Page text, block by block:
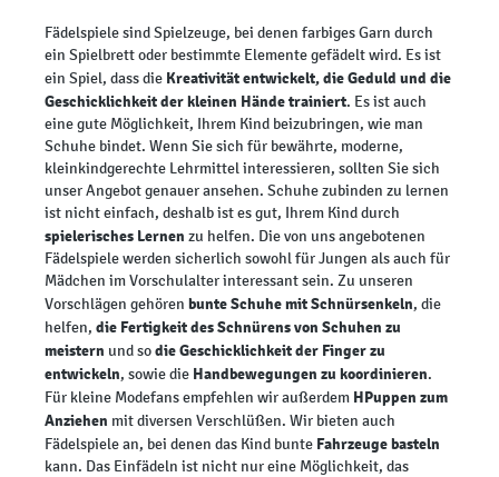
Fädelspiele sind Spielzeuge, bei denen farbiges Garn durch
ein Spielbrett oder bestimmte Elemente gefädelt wird. Es ist
ein Spiel, dass die Kreativität entwickelt, die Geduld und die
Geschicklichkeit der kleinen Hände trainiert. Es ist auch
eine gute Möglichkeit, Ihrem Kind beizubringen, wie man
Schuhe bindet. Wenn Sie sich für bewährte, moderne,
kleinkindgerechte Lehrmittel interessieren, sollten Sie sich
unser Angebot genauer ansehen. Schuhe zubinden zu lernen
ist nicht einfach, deshalb ist es gut, Ihrem Kind durch
spielerisches Lernen zu helfen. Die von uns angebotenen
Fädelspiele werden sicherlich sowohl für Jungen als auch für
Mädchen im Vorschulalter interessant sein. Zu unseren
Vorschlägen gehören bunte Schuhe mit Schnürsenkeln, die
helfen, die Fertigkeit des Schnürens von Schuhen zu
meistern und sodie Geschicklichkeit der Finger zu
entwickeln, sowie die Handbewegungen zu koordinieren.
Für kleine Modefans empfehlen wir außerdem HPuppen zum
Anziehen mit diversen Verschlüßen. Wir bieten auch
Fädelspiele an, bei denen das Kind bunte Fahrzeuge basteln
kann. Das Einfädeln ist nicht nur eine Möglichkeit, das